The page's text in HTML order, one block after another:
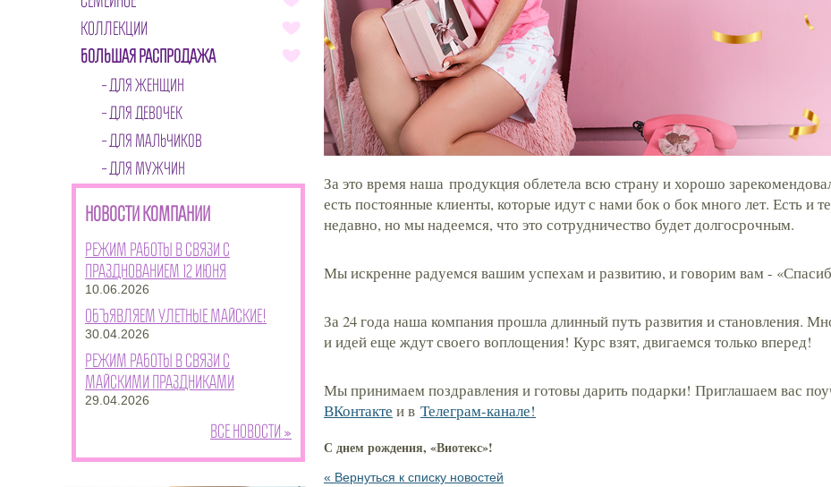
КОЛЛЕКЦИИ
БОЛЬШАЯ РАСПРОДАЖА
ДЛЯ ЖЕНЩИН
ДЛЯ ДЕВОЧЕК
ДЛЯ МАЛЬЧИКОВ
ДЛЯ МУЖЧИН
НОВОСТИ КОМПАНИИ
Режим работы в связи с
празднованием 12 июня
10.06.2026
Объявляем улетные майские!
30.04.2026
Режим работы в связи с
майскими праздниками
29.04.2026
Все новости »
За это время наша продукция облетела всю страну и хорошо
есть постоянные клиенты, которые идут с нами бок о бок много лет. Есть и
недавно, но мы надеемся, что это сотрудничество будет долгосрочным.
Мы искренне радуемся вашим успехам и развитию, и говорим вам -
За 24 года наша компания прошла длинный путь развития и становления.
и идей еще ждут своего воплощения! Курс взят, двигаемся только вперед!
Мы принимаем поздравления и готовы дарить подарки! Приглашаем вас
ВКонтакте и в Телеграм-канале!
С днем рождения, «Виотекс»!
« Вернуться к списку новостей